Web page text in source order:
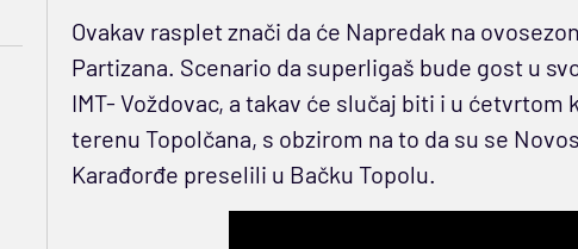
Ovakav rasplet znači da će Napredak na
Partizana. Scenario da superligaš bude gost u
IMT- Voždovac, a takav će slučaj biti i u ćetvrtom
terenu Topolčana, s obzirom na to da su se
Karađorđe preselili u Bačku Topolu.